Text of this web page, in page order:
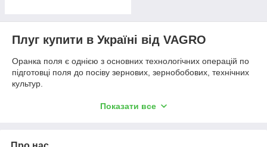
Плуг купити в Україні від VAGRO
Оранка поля є однією з основних технологічних операцій по
підготовці поля до посіву зернових, зернобобових, технічних
культур.
глибину до 35 див. Виключаються грунту з надмірною
Показати все